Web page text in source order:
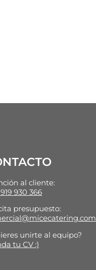
al cliente:
930 366
presupuesto:
unirte al equipo?
tu CV :)